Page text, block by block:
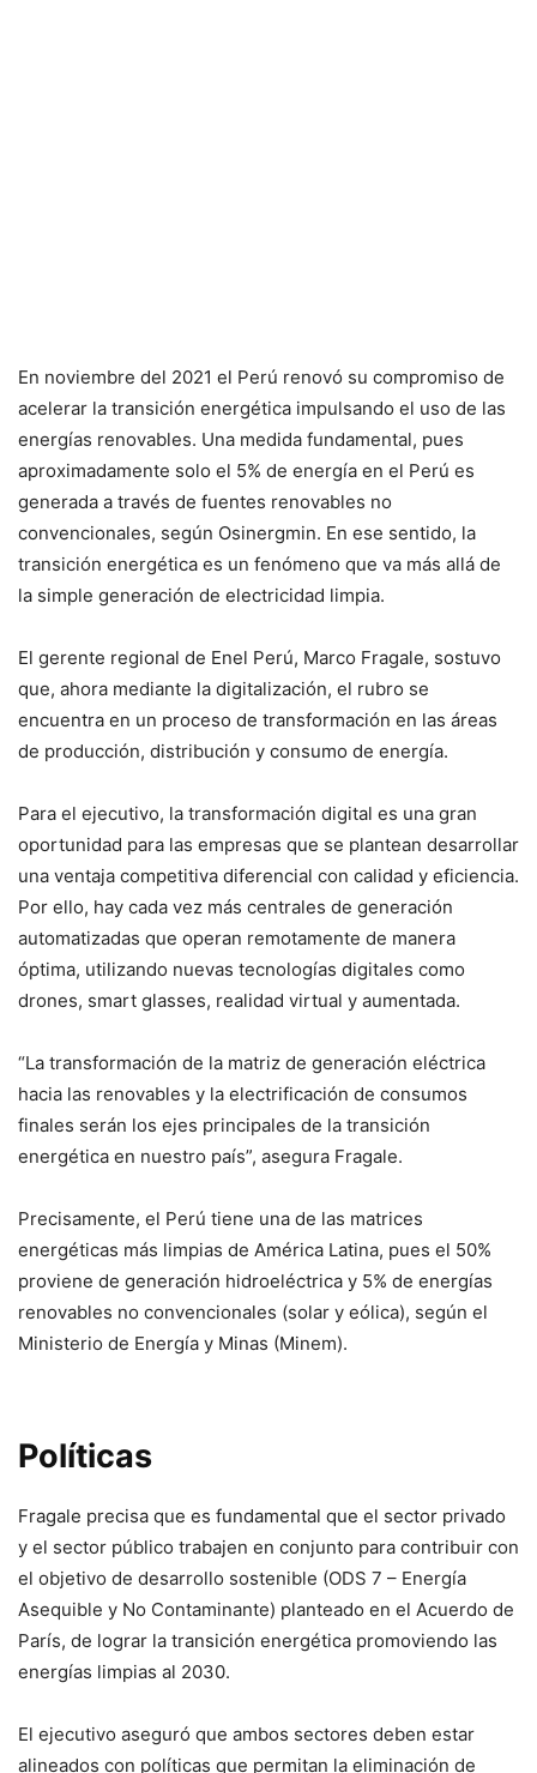
En noviembre del 2021 el Perú renovó su compromiso de
acelerar la transición energética impulsando el uso de las
energías renovables. Una medida fundamental, pues
aproximadamente solo el 5% de energía en el Perú es
generada a través de fuentes renovables no
convencionales, según Osinergmin. En ese sentido, la
transición energética es un fenómeno que va más allá de
la simple generación de electricidad limpia.
El gerente regional de Enel Perú, Marco Fragale, sostuvo
que, ahora mediante la digitalización, el rubro se
encuentra en un proceso de transformación en las áreas
de producción, distribución y consumo de energía.
Para el ejecutivo, la transformación digital es una gran
oportunidad para las empresas que se plantean desarrollar
una ventaja competitiva diferencial con calidad y eficiencia.
Por ello, hay cada vez más centrales de generación
automatizadas que operan remotamente de manera
óptima, utilizando nuevas tecnologías digitales como
drones, smart glasses, realidad virtual y aumentada.
“La transformación de la matriz de generación eléctrica
hacia las renovables y la electrificación de consumos
finales serán los ejes principales de la transición
energética en nuestro país”, asegura Fragale.
Precisamente, el Perú tiene una de las matrices
energéticas más limpias de América Latina, pues el 50%
proviene de generación hidroeléctrica y 5% de energías
renovables no convencionales (solar y eólica), según el
Ministerio de Energía y Minas (Minem).
Políticas
Fragale precisa que es fundamental que el sector privado
y el sector público trabajen en conjunto para contribuir con
el objetivo de desarrollo sostenible (ODS 7 – Energía
Asequible y No Contaminante) planteado en el Acuerdo de
París, de lograr la transición energética promoviendo las
energías limpias al 2030.
El ejecutivo aseguró que ambos sectores deben estar
alineados con políticas que permitan la eliminación de